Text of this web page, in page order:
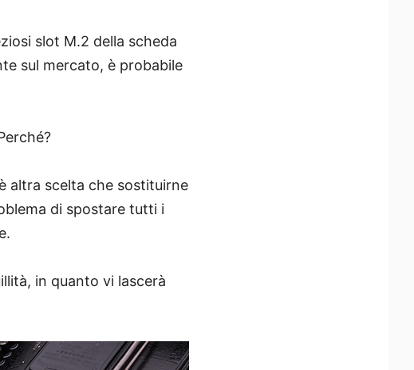
slot M.2 della scheda
sul mercato, è probabile
altra scelta che sostituirne
di spostare tutti i
in quanto vi lascerà